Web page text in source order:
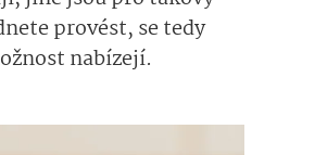
provést, se tedy
nabízejí.